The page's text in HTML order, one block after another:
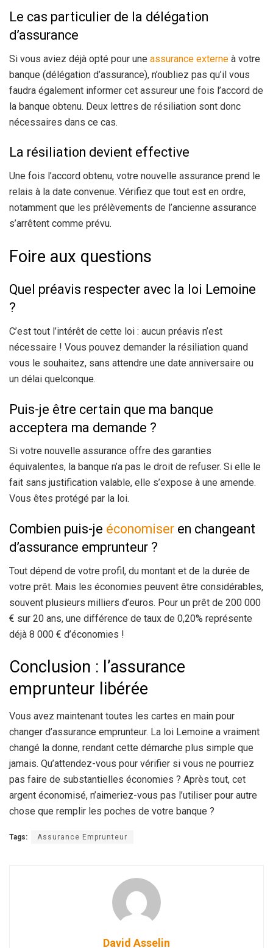
Le cas particulier de la délégation
d’assurance
Si vous aviez déjà opté pour une assurance externe à votre
banque (délégation d’assurance), n’oubliez pas qu’il vous
faudra également informer cet assureur une fois l’accord de
la banque obtenu. Deux lettres de résiliation sont donc
nécessaires dans ce cas.
La résiliation devient effective
Une fois l’accord obtenu, votre nouvelle assurance prend le
relais à la date convenue. Vérifiez que tout est en ordre,
notamment que les prélèvements de l’ancienne assurance
s’arrêtent comme prévu.
Foire aux questions
Quel préavis respecter avec la loi Lemoine
?
C’est tout l’intérêt de cette loi : aucun préavis n’est
nécessaire ! Vous pouvez demander la résiliation quand
vous le souhaitez, sans attendre une date anniversaire ou
un délai quelconque.
Puis-je être certain que ma banque
acceptera ma demande ?
Si votre nouvelle assurance offre des garanties
équivalentes, la banque n’a pas le droit de refuser. Si elle le
fait sans justification valable, elle s’expose à une amende.
Vous êtes protégé par la loi.
Combien puis-je économiser en changeant
d’assurance emprunteur ?
Tout dépend de votre profil, du montant et de la durée de
votre prêt. Mais les économies peuvent être considérables,
souvent plusieurs milliers d’euros. Pour un prêt de 200 000
€ sur 20 ans, une différence de taux de 0,20% représente
déjà 8 000 € d’économies !
Conclusion : l’assurance
emprunteur libérée
Vous avez maintenant toutes les cartes en main pour
changer d’assurance emprunteur. La loi Lemoine a vraiment
changé la donne, rendant cette démarche plus simple que
jamais. Qu’attendez-vous pour vérifier si vous ne pourriez
pas faire de substantielles économies ? Après tout, cet
argent économisé, n’aimeriez-vous pas l’utiliser pour autre
chose que remplir les poches de votre banque ?
Tags: Assurance Emprunteur
David Asselin